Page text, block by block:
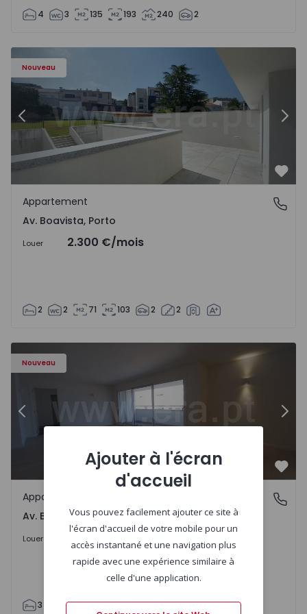
4 3 135 193 240 2
Nouveau
Appartement T2 Porto, Av. Boavista - 1575459 - 4
Précédent
Av. Boavista, Porto
Appartement
Av. Boavista, Porto
Louer 2.300 €/mois
2 2 71 103 2 2
Nouveau
Appartement T3 Porto, Av. Boavista - 1575472 - 5
Précédent
Av. Boavista, Porto
Appartement
Av. Boavista, Porto
Louer 2.300 € /mois
3 2 132 142 2 4
Ajouter à l'écran
d'accueil
Vous pouvez facilement ajouter ce site à
l'écran d'accueil de votre mobile pour un
accès instantané et une navigation plus
rapide avec une expérience similaire à
celle d'une application.